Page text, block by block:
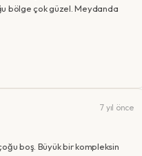
bölge çok güzel. Meydanda
7 yıl önce
boş. Büyük bir kompleksin